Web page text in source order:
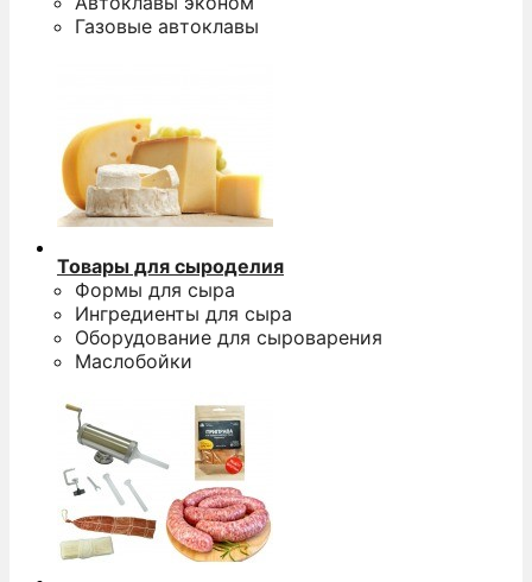
Газовые автоклавы
Товары для сыроделия
Формы для сыра
Ингредиенты для сыра
Оборудование для сыроварения
Маслобойки